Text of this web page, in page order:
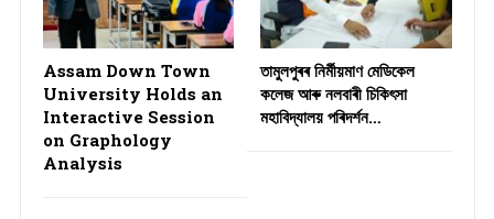
Assam Down Town
University Holds an
Interactive Session
on Graphology
Analysis
তামুলপুৰৰ নিৰ্মীয়মাণ মেডিকেল
কলেজ আৰু নলবাৰী চিকিৎসা
মহাবিদ্যালয় পৰিদৰ্শন…